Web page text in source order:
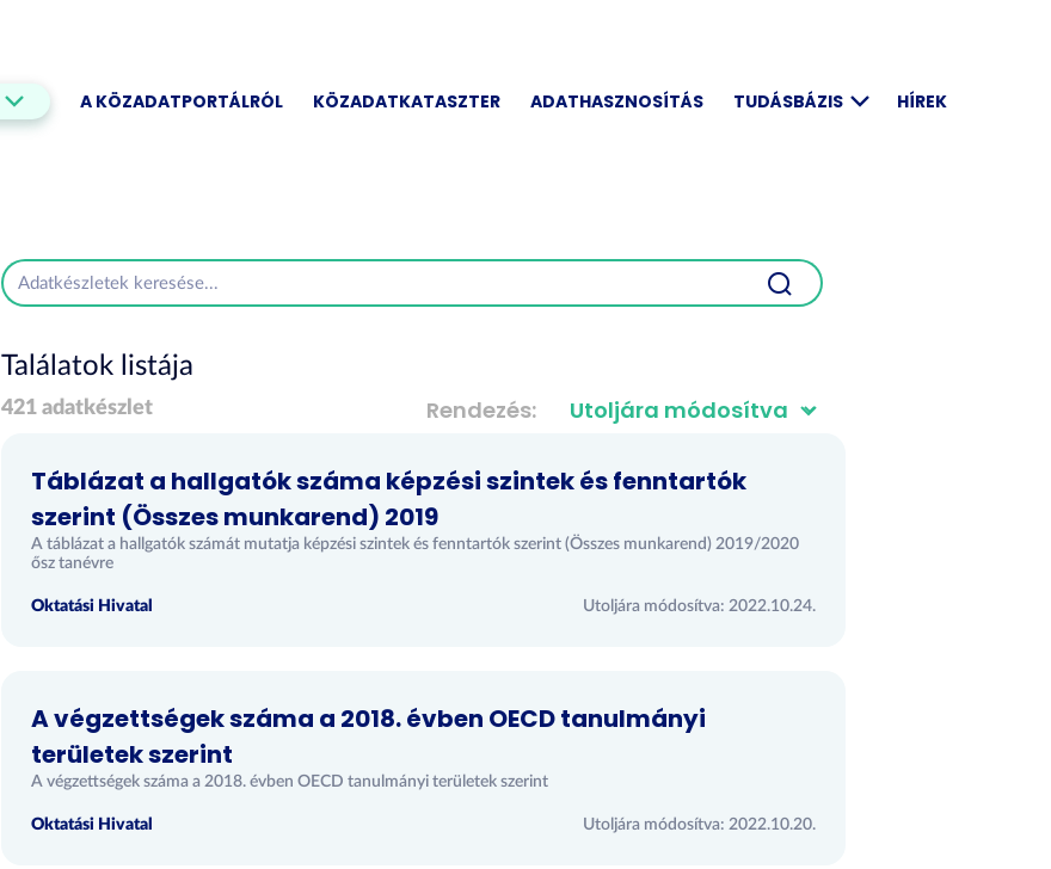
A KÖZADATPORTÁLRÓL KÖZADATKATASZTER ADATHASZNOSÍTÁS TUDÁSBÁZIS HÍREK
Rendezés
Találatok listája
421 adatkészlet
Táblázat a hallgatók száma képzési szintek és fenntartók
szerint (Összes munkarend) 2019
A táblázat a hallgatók számát mutatja képzési szintek és fenntartók szerint (Összes munkarend) 2019/2020
ősz tanévre
Oktatási Hivatal Utoljára módosítva: 2022.10.24.
A végzettségek száma a 2018. évben OECD tanulmányi
területek szerint
A végzettségek száma a 2018. évben OECD tanulmányi területek szerint
Oktatási Hivatal Utoljára módosítva: 2022.10.20.